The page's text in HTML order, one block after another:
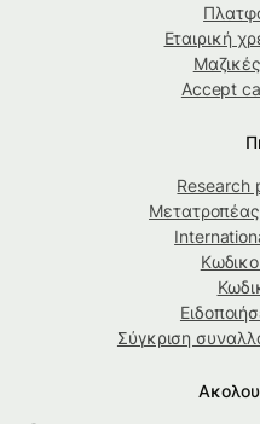
Εταιρική
Accept
Research
Σύγκριση